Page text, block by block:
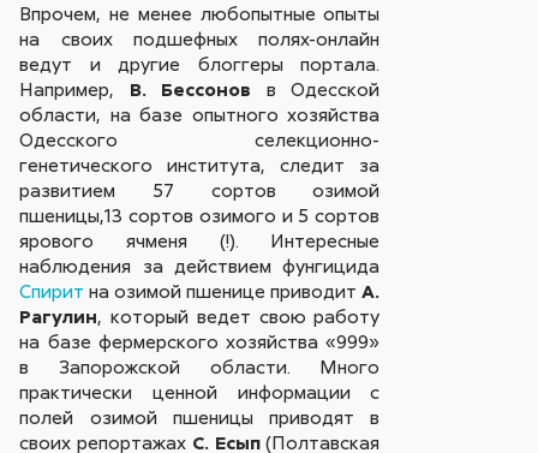
Впрочем, не менее любопытные опыты
на своих подшефных полях-онлайн
ведут и другие блоггеры портала.
Например, В. Бессонов в Одесской
области, на базе опытного хозяйства
Одесского селекционно-
генетического института, следит за
развитием 57 сортов озимой
пшеницы,13 сортов озимого и 5 сортов
ярового ячменя (!). Интересные
наблюдения за действием фунгицида
Спирит на озимой пшенице приводитА.
Рагулин, который ведет свою работу
на базе фермерского хозяйства «999»
в Запорожской области. Много
практически ценной информации с
полей озимой пшеницы приводят в
своих репортажах С. Есып(Полтавская